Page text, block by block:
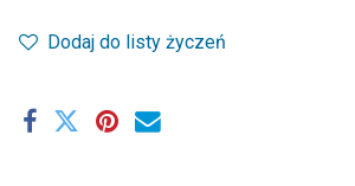
Dodaj do listy życzeń